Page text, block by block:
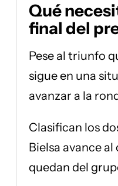
Qué
final del
Pese al triunfo
sigue en una
avanzar a la
Clasifican los
Bielsa avance
quedan del